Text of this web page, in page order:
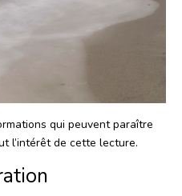
qui peuvent paraître
l’intérêt de cette lecture.